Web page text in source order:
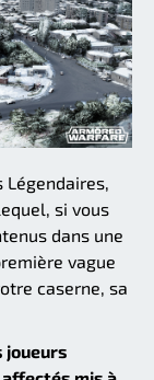
si vous
dans une
vague
caserne, sa
joueurs